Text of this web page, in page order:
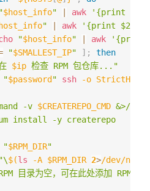
"$host_info" awk
'{print $1}'
" awk '{print $2}'
"$host_info" awk
'{print
"$SMALLEST_IP" ] ;
then
$ip 检查 RPM 包仓库..."
"$password " ssh -o
-v
$CREATEREPO_CMD &>/
install -y createrepo
"
$RPM_DIR"
$(ls -A $RPM_DIR 2>/dev/null
目录为空，可在此处添加 RPM 包